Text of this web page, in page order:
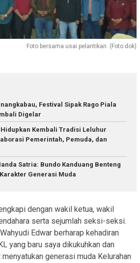
Foto bersama usai pelantikan. (Foto dok)
Festival Sipak Rago Piala
Digelar
Kembali Tradisi Leluhur
Pemerintah, Pemuda, dan
Satria: Bundo Kanduang Benteng
Generasi Muda
dengan wakil ketua, wakil
serta sejumlah seksi-seksi.
Edwar berharap kehadiran
yang baru saya dikukuhkan dan
generasi muda Kelurahan